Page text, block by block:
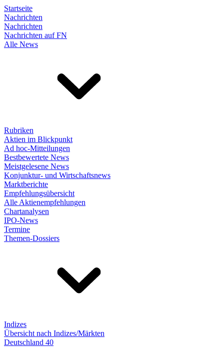
Startseite
Nachrichten
Nachrichten
Nachrichten auf FN
Alle News
Rubriken
Aktien im Blickpunkt
Ad hoc-Mitteilungen
Bestbewertete News
Meistgelesene News
Konjunktur- und Wirtschaftsnews
Marktberichte
Empfehlungsübersicht
Alle Aktienempfehlungen
Chartanalysen
IPO-News
Termine
Themen-Dossiers
Indizes
Übersicht nach Indizes/Märkten
Deutschland 40